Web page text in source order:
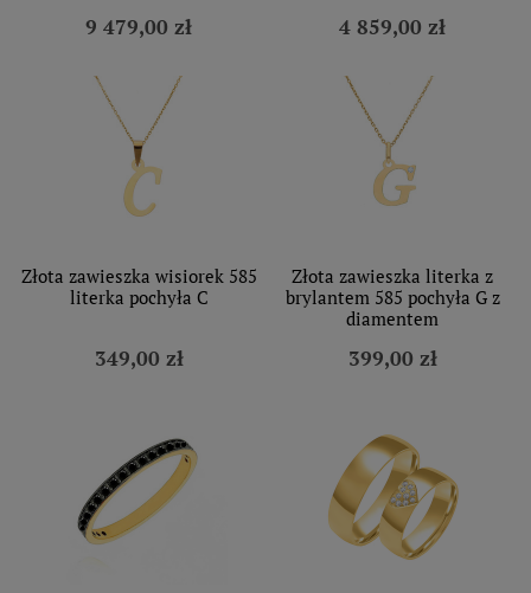
9 479,00 zł 4 859,00 zł
Złota zawieszka wisiorek 585
literka pochyła C
349,00 zł
Złota zawieszka literka z
brylantem 585 pochyła G z
diamentem
399,00 zł